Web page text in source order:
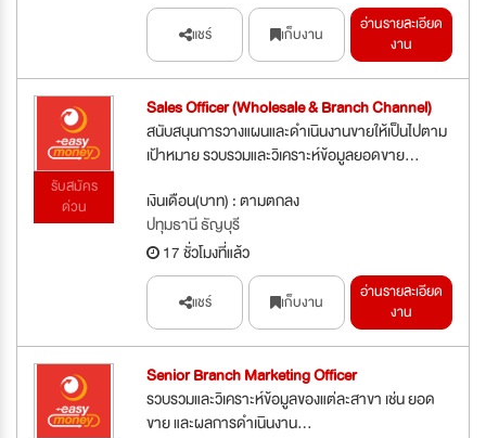
แชร์ เก็บงาน
อ่านรายละเอียด
งาน
รับสมัคร
ด่วน
Sales Officer (Wholesale & Branch Channel)
สนับสนุนการวางแผนและดำเนินงานขายให้เป็นไปตาม
เป้าหมาย รวบรวมและวิเคราะห์ข้อมูลยอดขาย...
เงินเดือน(บาท) : ตามตกลง
ปทุมธานี ธัญบุรี
17 ชั่วโมงที่แล้ว
แชร์ เก็บงาน
อ่านรายละเอียด
งาน
Senior Branch Marketing Officer
รวบรวมและวิเคราะห์ข้อมูลของแต่ละสาขา เช่น ยอด
ขาย และผลการดำเนินงาน...